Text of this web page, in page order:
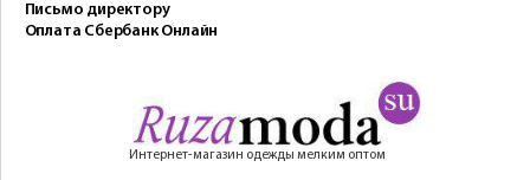
Письмо директору
Оплата Сбербанк Онлайн
Интернет-магазин одежды мелким оптом